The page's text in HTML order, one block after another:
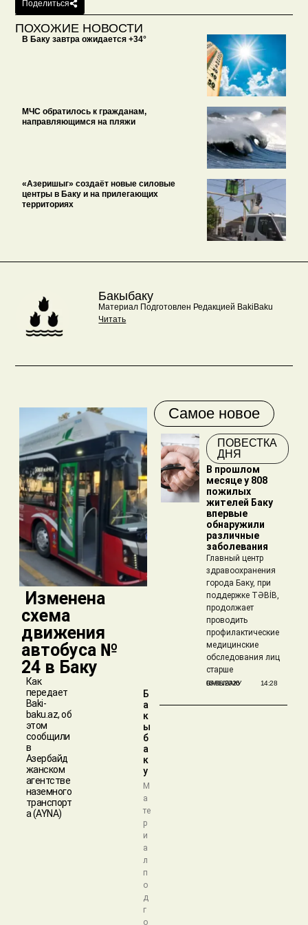
Поделиться
ПОХОЖИЕ НОВОСТИ
В Баку завтра ожидается +34°
МЧС обратилось к гражданам,
направляющимся на пляжи
«Азеришыг» создаёт новые силовые
центры в Баку и на прилегающих
территориях
Бакыбаку
Материал Подготовлен Редакцией BakiBaku
Читать
​ Изменена
схема
движения
автобуса №
24 в Баку
Как
передает
Baki-
baku.az, об
этом
сообщили
в
Азербайд
жанском
агентстве
наземного
транспорт
а (AYNA)
Б
а
к
ы
б
а
к
у
М
а
те
р
и
а
л
п
о
д
г
о
Самое новое
ПОВЕСТКА
ДНЯ
В прошлом
месяце у 808
пожилых
жителей Баку
впервые
обнаружили
различные
заболевания
Главный центр
здравоохранения
города Баку, при
поддержке TƏBİB,
продолжает
проводить
профилактические
медицинские
обследования лиц
старше
БАКЫБАКУ
05/08/2026 14:28